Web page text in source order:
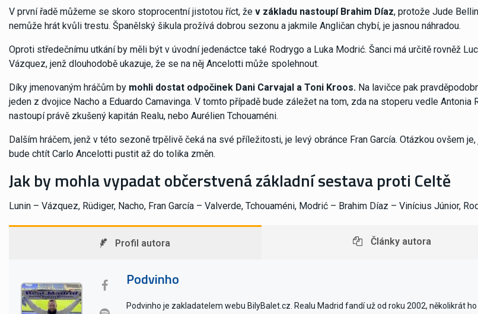
V první řadě můžeme se skoro stoprocentní jistotou říct, že v základu nastoupí Brahim Díaz, protože Jude
nemůže hrát kvůli trestu. Španělský šikula prožívá dobrou sezonu a jakmile Angličan chybí, je jasnou náhradou.
Oproti středečnímu utkání by měli být v úvodní jedenáctce také Rodrygo a Luka Modrić. Šanci má určitě rovněž
Vázquez, jenž dlouhodobě ukazuje, že se na něj Ancelotti může spolehnout.
Díky jmenovaným hráčům by mohli dostat odpočinek Dani Carvajal a Toni Kroos. Na lavičce pak
jeden z dvojice Nacho a Eduardo Camavinga. V tomto případě bude záležet na tom, zda na stoperu vedle Antonia
nastoupí právě zkušený kapitán Realu, nebo Aurélien Tchouaméni.
Dalším hráčem, jenž v této sezoně trpělivě čeká na své příležitosti, je levý obránce Fran García. Otázkou ovšem
bude chtít Carlo Ancelotti pustit až do tolika změn.
Jak by mohla vypadat občerstvená základní sestava proti Celtě
Lunin – Vázquez, Rüdiger, Nacho, Fran García – Valverde, Tchouaméni, Modrić – Brahim Díaz – Vinícius Júnior,
Profil autora Články autora
Podvinho
Podvinho je zakladatelem webu BilyBalet.cz. Realu Madrid fandí už od roku 2002, několikrát ho